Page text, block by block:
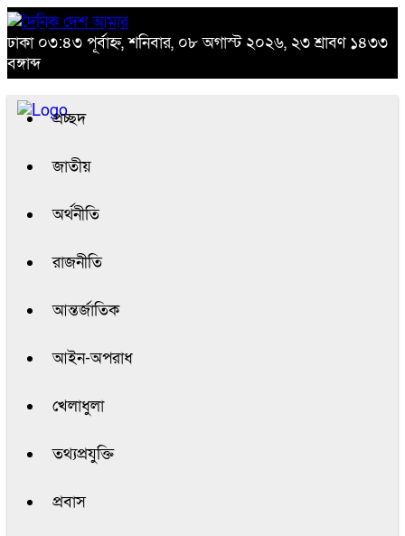
ঢাকা ০৩:৪৩ পূর্বাহ্ন, শনিবার, ০৮ অগাস্ট ২০২৬, ২৩ শ্রাবণ ১৪৩৩
বঙ্গাব্দ
প্রচ্ছদ
জাতীয়
অর্থনীতি
রাজনীতি
আন্তর্জাতিক
আইন-অপরাধ
খেলাধুলা
তথ্যপ্রযুক্তি
প্রবাস